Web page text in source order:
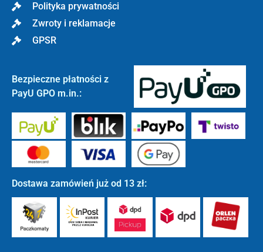
Polityka prywatności
Zwroty i reklamacje
GPSR
Bezpieczne płatności z
PayU GPO m.in.:
Dostawa zamówień już od 13 zł: